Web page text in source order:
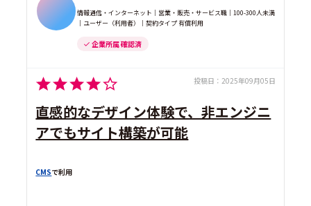
情報通信・インターネット｜営業・販売・サービス職｜100-300人未満
｜ユーザー（利用者）｜契約タイプ 有償利用
企業所属 確認済
投稿日： 2025年09月05日
直感的なデザイン体験で、非エンジニ
アでもサイト構築が可能
CMSで利用